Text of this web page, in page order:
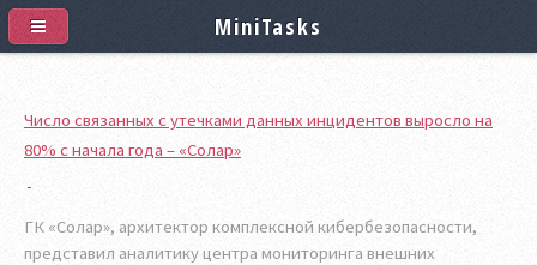
Число связанных с утечками данных инцидентов выросло на
80% с начала года – «Солар»
ГК «Солар», архитектор комплексной кибербезопасности,
представил аналитику центра мониторинга внешних
MiniTasks